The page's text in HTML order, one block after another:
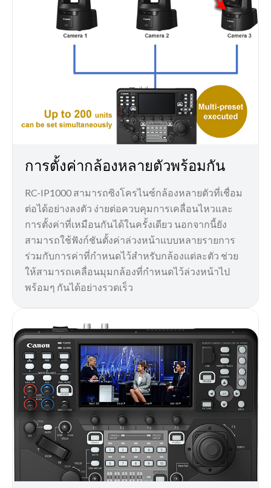
การตั้งค่ากล้องหลายตัวพร้อมกัน
RC-IP1000 สามารถซิงโครไนซ์กล้องหลายตัวที่เชื่อม
ต่อได้อย่างลงตัว ง่ายต่อควบคุมการเคลื่อนไหวและ
การตั้งค่าที่เหมือนกันได้ในครั้งเดียว นอกจากนี้ยัง
สามารถใช้ฟังก์ชันตั้งค่าล่วงหน้าแบบหลายรายการ
ร่วมกับการค่าที่กำหนดไว้สำหรับกล้องแต่ละตัว ช่วย
ให้สามารถเคลื่อนมุมกล้องที่กำหนดไว้ล่วงหน้าไป
พร้อมๆ กันได้อย่างรวดเร็ว